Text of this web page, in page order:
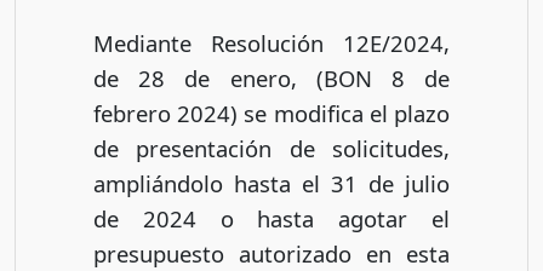
Mediante Resolución 12E/2024,
de 28 de enero, (BON 8 de
febrero 2024) se modifica el plazo
de presentación de solicitudes,
ampliándolo hasta el 31 de julio
de 2024 o hasta agotar el
presupuesto autorizado en esta